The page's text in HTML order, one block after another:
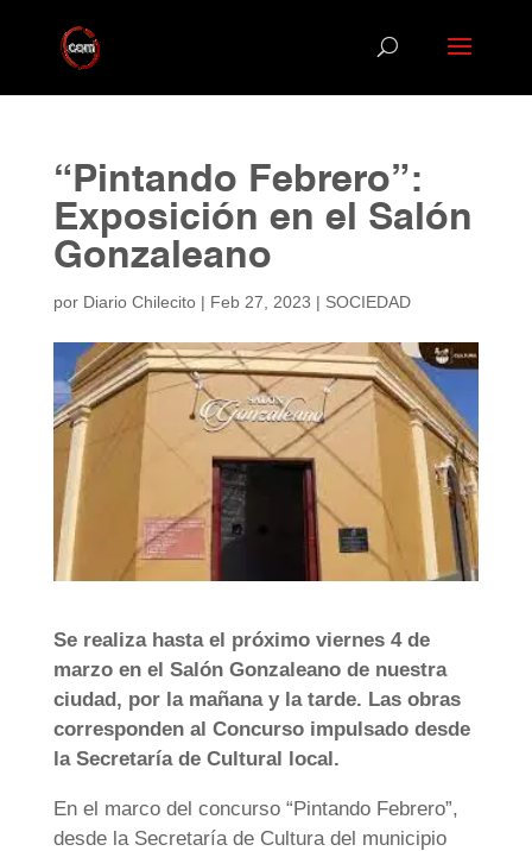
“Pintando Febrero”:
Exposición en el Salón
Gonzaleano
por Diario Chilecito| Feb 27, 2023 | SOCIEDAD
Se realiza hasta el próximo viernes 4 de
marzo en el Salón Gonzaleano de nuestra
ciudad, por la mañana y la tarde. Las obras
corresponden al Concurso impulsado desde
la Secretaría de Cultural local.
En el marco del concurso “Pintando Febrero”,
desde la Secretaría de Cultura del municipio